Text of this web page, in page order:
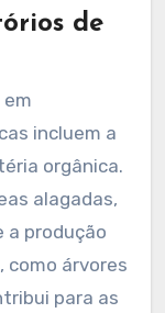
de
incluem a
orgânica.
alagadas,
a produção
como árvores
para as